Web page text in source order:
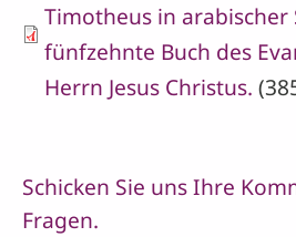
Timotheus in arabischer
fünfzehnte Buch des
Herrn Jesus Christus.
Schicken Sie uns Ihre
Fragen.